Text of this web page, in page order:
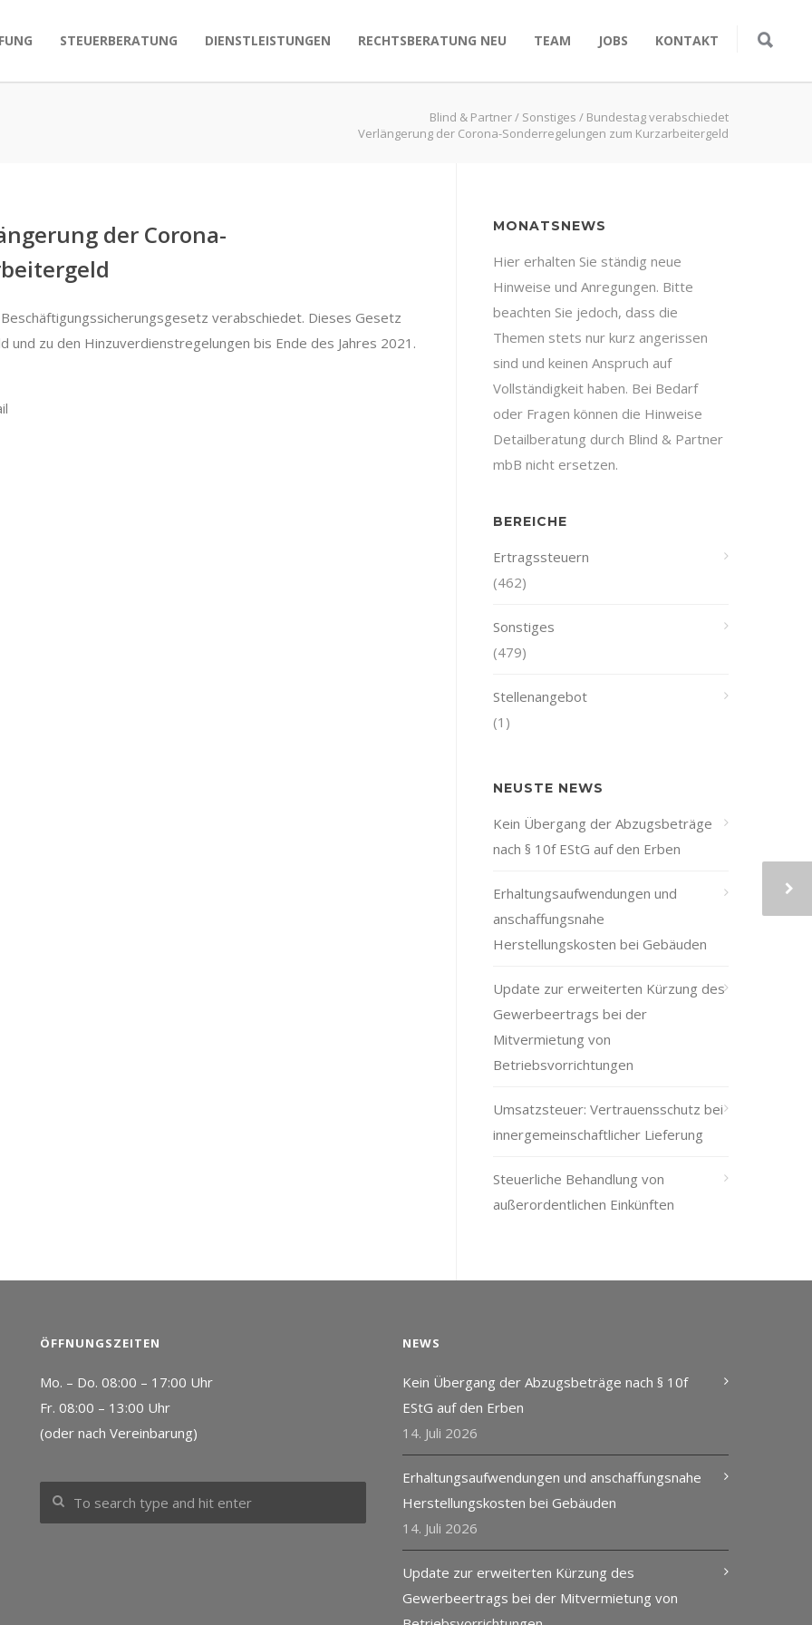
STEUERBERATUNG DIENSTLEISTUNGEN RECHTSBERATUNG NEU TEAM JOBS KONTAKT
Blind & Partner/ Sonstiges / Bundestag verabschiedet
Verlängerung der Corona-Sonderregelungen zum Kurzarbeitergeld
der Corona-
verabschiedet. Dieses Gesetz
zu den Hinzuverdienstregelungen bis Ende des Jahres 2021.
MONATSNEWS
Hier erhalten Sie ständig neue
Hinweise und Anregungen. Bitte
beachten Sie jedoch, dass die
Themen stets nur kurz angerissen
sind und keinen Anspruch auf
Vollständigkeit haben. Bei Bedarf
oder Fragen können die Hinweise
Detailberatung durch Blind & Partner
mbB nicht ersetzen.
BEREICHE
Ertragssteuern
(462)
Sonstiges
(479)
Stellenangebot
(1)
NEUSTE NEWS
Kein Übergang der Abzugsbeträge
nach § 10f EStG auf den Erben
Erhaltungsaufwendungen und
anschaffungsnahe
Herstellungskosten bei Gebäuden
Update zur erweiterten Kürzung des
Gewerbeertrags bei der
Mitvermietung von
Betriebsvorrichtungen
Umsatzsteuer: Vertrauensschutz bei
innergemeinschaftlicher Lieferung
Steuerliche Behandlung von
außerordentlichen Einkünften
ÖFFNUNGSZEITEN
Mo. – Do. 08:00 – 17:00 Uhr
Fr. 08:00 – 13:00 Uhr
(oder nach Vereinbarung)
NEWS
Kein Übergang der Abzugsbeträge nach § 10f
EStG auf den Erben
14. Juli 2026
Erhaltungsaufwendungen und anschaffungsnahe
Herstellungskosten bei Gebäuden
14. Juli 2026
Update zur erweiterten Kürzung des
Gewerbeertrags bei der Mitvermietung von